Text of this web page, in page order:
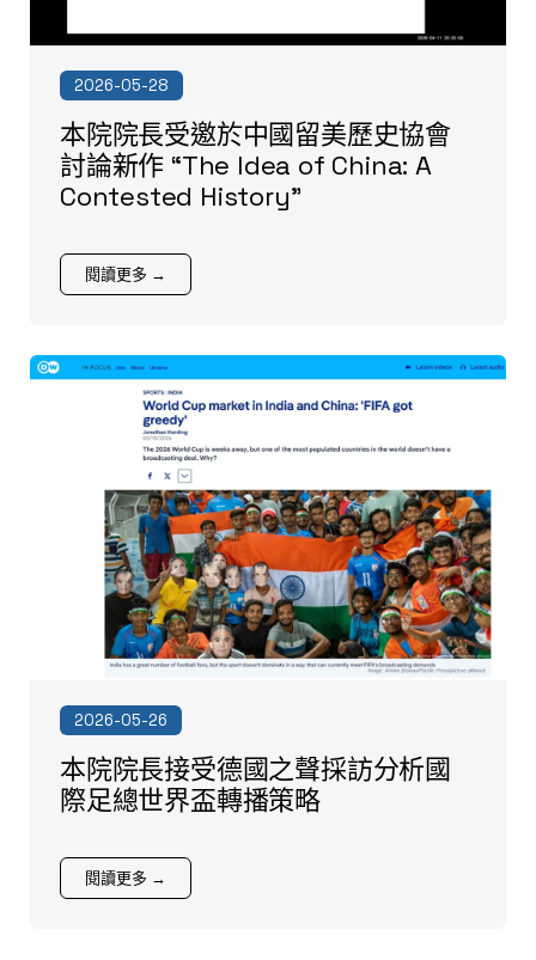
2026-05-28
本院院長受邀於中國留美歷史協會
討論新作 “The Idea of China: A
Contested History”
閱讀更多 →
2026-05-26
本院院長接受德國之聲採訪分析國
際足總世界盃轉播策略
閱讀更多 →